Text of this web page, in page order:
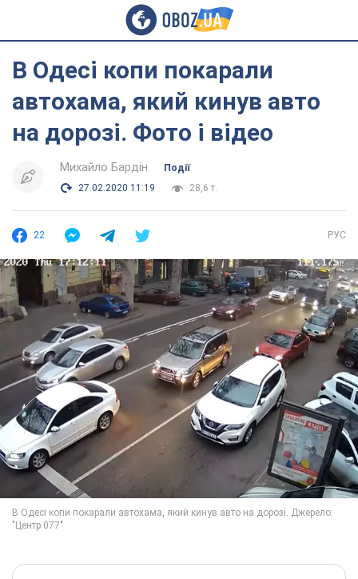
В Одесі копи покарали
автохама, який кинув авто
на дорозі. Фото і відео
Михайло Бардін
Події
27.02.2020 11:19
28,6 т.
22 РУС